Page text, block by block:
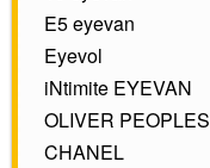
E5 eyevan
Eyevol
iNtimite EYEVAN
OLIVER PEOPLES
CHANEL